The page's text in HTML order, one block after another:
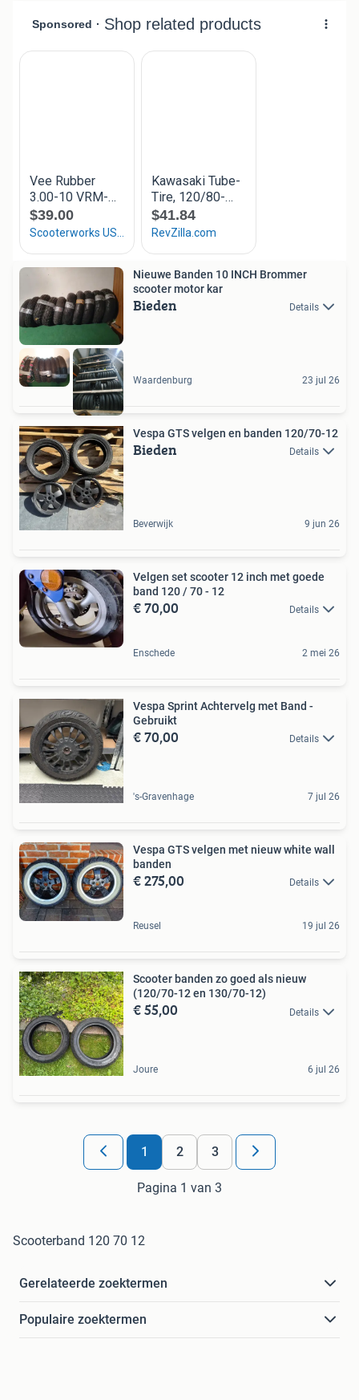
Nieuwe Banden 10 INCH Brommer
scooter motor kar
Bieden Details
Waardenburg 23 jul 26
Vespa GTS velgen en banden 120/70-12
Bieden Details
Beverwijk 9 jun 26
Velgen set scooter 12 inch met goede
band 120 / 70 - 12
€ 70,00 Details
Enschede 2 mei 26
Vespa Sprint Achtervelg met Band -
Gebruikt
€ 70,00 Details
's-Gravenhage 7 jul 26
Vespa GTS velgen met nieuw white wall
banden
€ 275,00 Details
Reusel 19 jul 26
Scooter banden zo goed als nieuw
(120/70-12 en 130/70-12)
€ 55,00 Details
Joure 6 jul 26
1 2 3
Pagina 1 van 3
Scooterband 120 70 12
Gerelateerde zoektermen
Populaire zoektermen